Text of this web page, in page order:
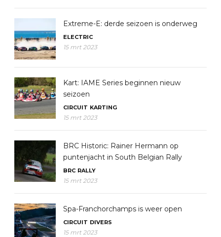
Extreme-E: derde seizoen is onderweg
ELECTRIC
15 mrt 2023
Kart: IAME Series beginnen nieuw
seizoen
CIRCUIT KARTING
15 mrt 2023
BRC Historic: Rainer Hermann op
puntenjacht in South Belgian Rally
BRC RALLY
15 mrt 2023
Spa-Franchorchamps is weer open
CIRCUIT DIVERS
15 mrt 2023